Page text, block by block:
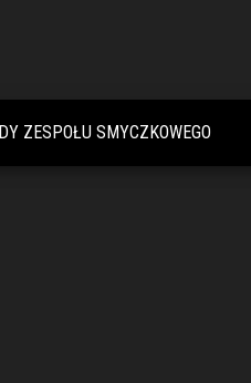
ZESPOŁU SMYCZKOWEGO